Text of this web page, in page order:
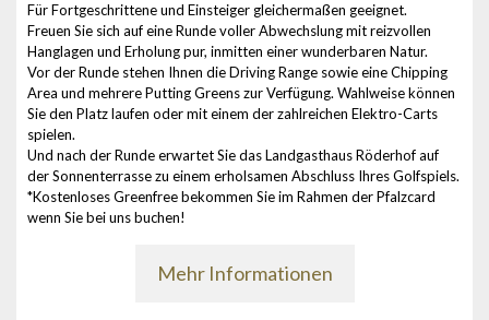
Für Fortgeschrittene und Einsteiger gleichermaßen geeignet.
Freuen Sie sich auf eine Runde voller Abwechslung mit reizvollen
Hanglagen und Erholung pur, inmitten einer wunderbaren Natur.
Vor der Runde stehen Ihnen die Driving Range sowie eine Chipping
Area und mehrere Putting Greens zur Verfügung. Wahlweise können
Sie den Platz laufen oder mit einem der zahlreichen Elektro-Carts
spielen.
Und nach der Runde erwartet Sie das Landgasthaus Röderhof auf
der Sonnenterrasse zu einem erholsamen Abschluss Ihres Golfspiels.
*Kostenloses Greenfree bekommen Sie im Rahmen der Pfalzcard
wenn Sie bei uns buchen!
Mehr Informationen